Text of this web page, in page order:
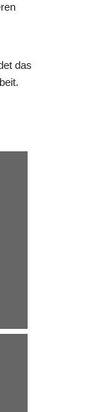
das